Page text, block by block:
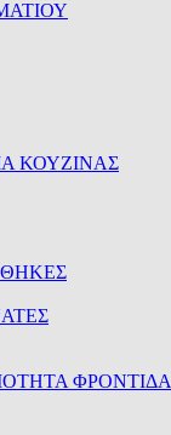
ΚΟΥΖΙΝΑΣ
ΦΡΟΝΤΙΔΑ